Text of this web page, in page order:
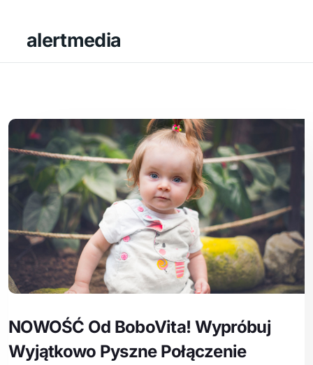
alertmedia
NOWOŚĆ Od BoboVita! Wypróbuj
Wyjątkowo Pyszne Połączenie